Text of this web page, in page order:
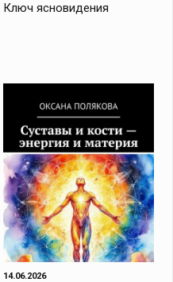
Ключ ясновидения
14.06.2026